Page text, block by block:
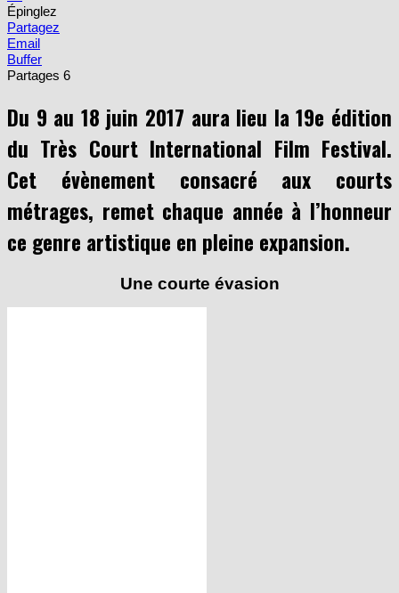
Épinglez
Partagez
Email
Buffer
Partages 6
Du 9 au 18 juin 2017 aura lieu la 19e édition
du Très Court International Film Festival.
Cet évènement consacré aux courts
métrages, remet chaque année à l’honneur
ce genre artistique en pleine expansion.
Une courte évasion